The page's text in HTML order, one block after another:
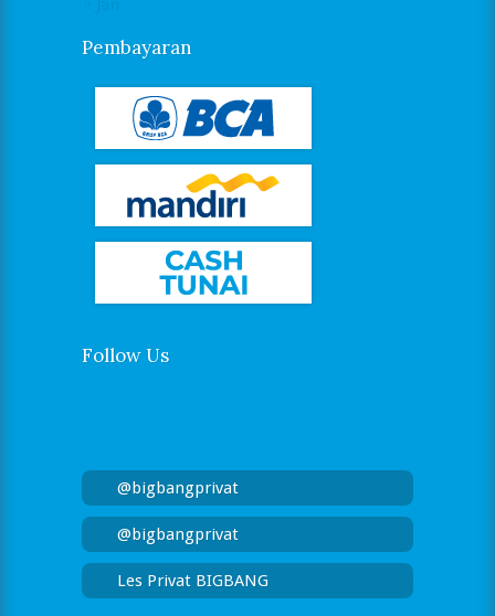
Pembayaran
Follow Us
@bigbangprivat
@bigbangprivat
Les Privat BIGBANG